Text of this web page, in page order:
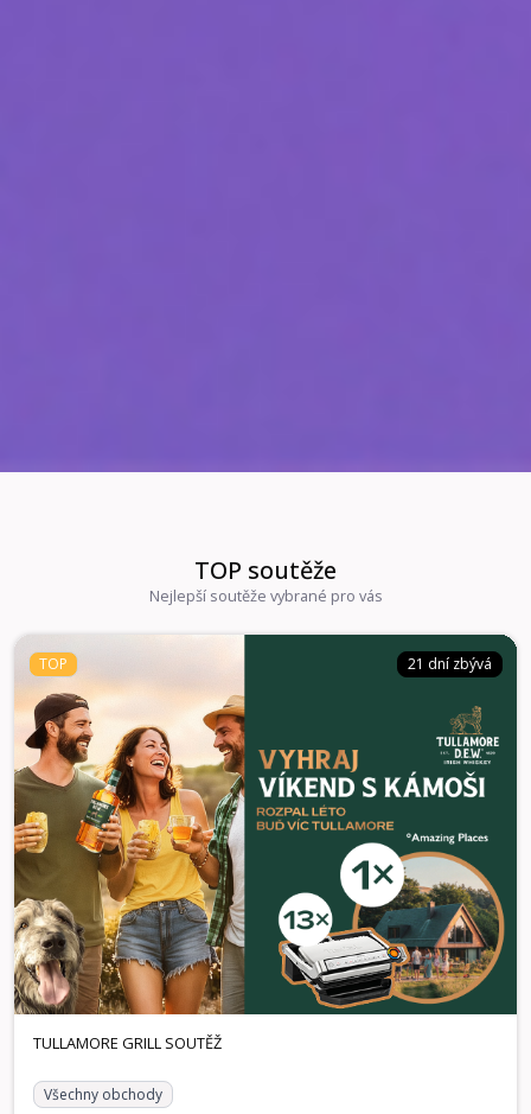
TOP soutěže
Nejlepší soutěže vybrané pro vás
TOP 21 dní zbývá
TULLAMORE GRILL SOUTĚŽ
Všechny obchody
TOP
Všechny obchody
TULLAMORE GRILL SOUTĚŽ
Spojte se s přáteli, otevřete láhev legendární irské whiskey
a hrajte o ceny, které dají vašim společným momentům ten
správný přípitek stačí jednoduše zaregistrovat účtenku!
Vyhrát můžete hlavní cenu v podobě exkluzivního pobytu s
Amazing Places v hodnotě 25 000 Kč na výjimečném místě,
stylové chatě nebo designovém hotelu. Ve hře je také 13
kontaktních grilů Tefal pro rychlou a snadnou přípravu
skvělého jídla, se kterými perfektně rozpálíte každé
zahradní setkání nebo pohodový večer doma, protože ty
nejlepší momenty vznikají, když jste spolu u dobrého jídla a
sklenky Tullamore.
Výhry:
1× Voucher Amazing Places v hodnotě 25.000 KČ, 13×